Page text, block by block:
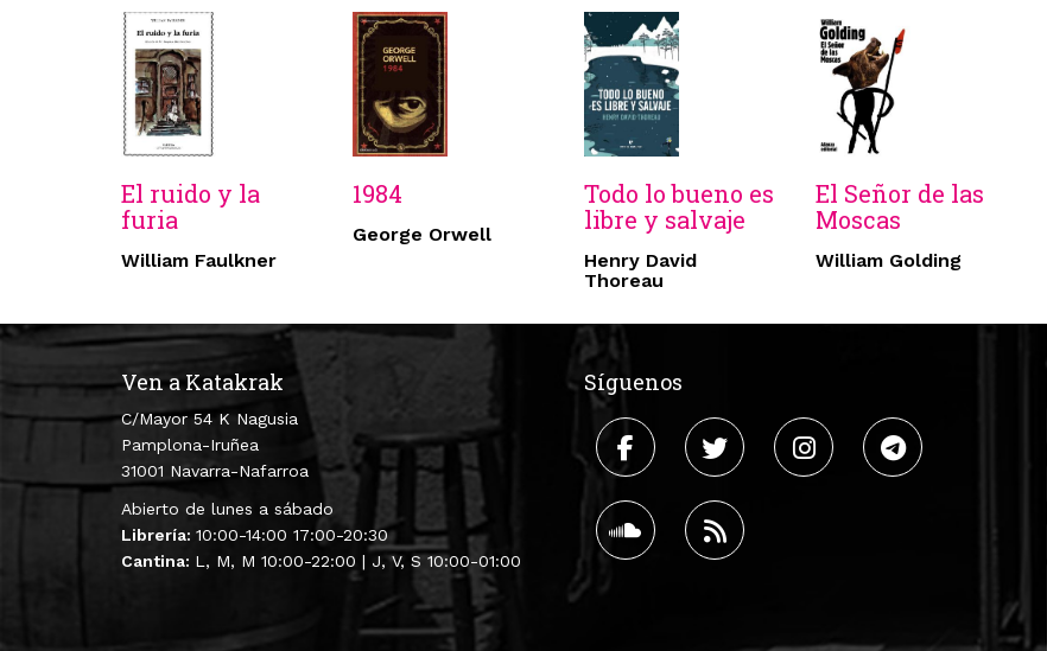
El ruido y la
furia
William Faulkner
1984
George Orwell
Todo lo bueno es
libre y salvaje
Henry David
Thoreau
El Señor de las
Moscas
William Golding
Ven a Katakrak
C/Mayor 54 K Nagusia
Pamplona-Iruñea
31001 Navarra-Nafarroa
Abierto de lunes a sábado
Librería: 10:00-14:00 17:00-20:30
Cantina: L, M, M 10:00-22:00 | J, V, S 10:00-01:00
Síguenos